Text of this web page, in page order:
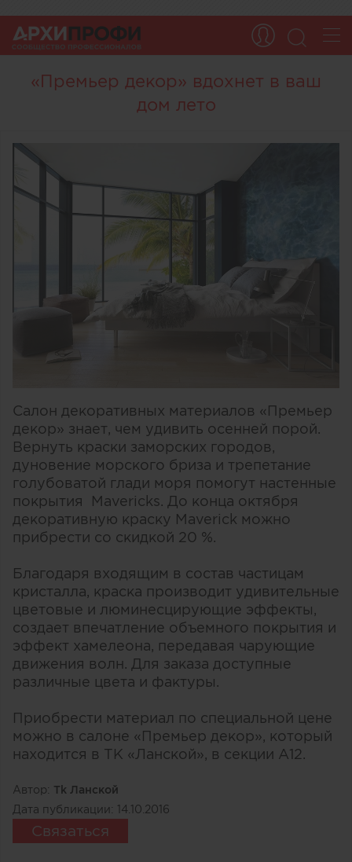
«Премьер декор» вдохнет в ваш
дом лето
Салон декоративных материалов «Премьер
декор» знает, чем удивить осенней порой.
Вернуть краски заморских городов,
дуновение морского бриза и трепетание
голубоватой глади моря помогут настенные
покрытия Mavericks. До конца октября
декоративную краску Maverick можно
прибрести со скидкой 20 %.
Благодаря входящим в состав частицам
кристалла, краска производит удивительные
цветовые и люминесцирующие эффекты,
создает впечатление объемного покрытия и
эффект хамелеона, передавая чарующие
движения волн. Для заказа доступные
различные цвета и фактуры.
Приобрести материал по специальной цене
можно в салоне «Премьер декор», который
находится в ТК «Ланской», в секции А12.
Автор: Тk Ланской
Дата публикации: 14.10.2016
Связаться